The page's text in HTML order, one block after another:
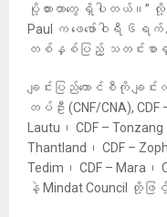
ပို့ထားတာတွေ ရှိပါတယ်။” လို့
Paul က ဖေဖော်ဝါရီ ၆ရက်
တစ်နှစ်ပြည့် သတင်းစာရှ
ချင်းပြည်ကောင်စီကို ချ
တပ်ဦး (CNF/CNA),
Lautu၊ CDF –
Thantland၊ CDF –
Tedim၊ CDF – Mara၊
နဲ့ Mindat Council တို့ဖ